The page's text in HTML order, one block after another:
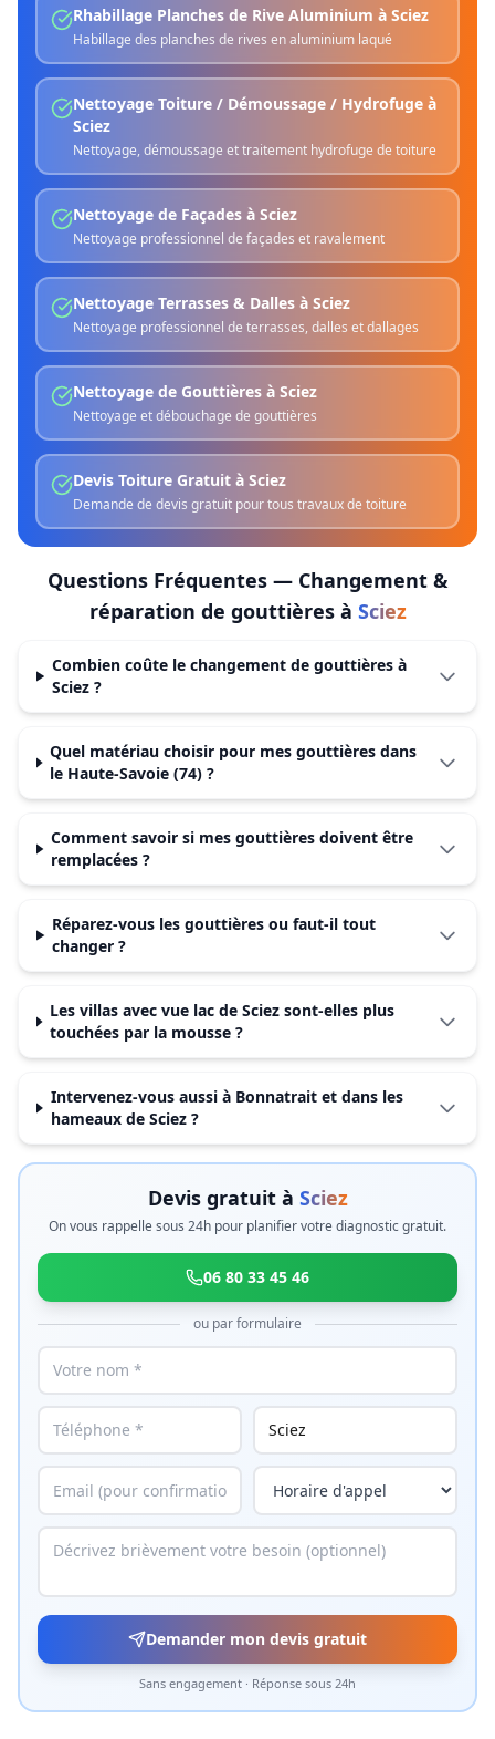
Rhabillage Planches de Rive Aluminium à Sciez
Habillage des planches de rives en aluminium laqué
Nettoyage Toiture / Démoussage / Hydrofuge à
Sciez
Nettoyage, démoussage et traitement hydrofuge de toiture
Nettoyage de Façades à Sciez
Nettoyage professionnel de façades et ravalement
Nettoyage Terrasses & Dalles à Sciez
Nettoyage professionnel de terrasses, dalles et dallages
Nettoyage de Gouttières à Sciez
Nettoyage et débouchage de gouttières
Devis Toiture Gratuit à Sciez
Demande de devis gratuit pour tous travaux de toiture
Questions Fréquentes — Changement &
réparation de gouttièresà Sciez
Combien coûte le changement de gouttières à
Sciez ?
Quel matériau choisir pour mes gouttières dans
le Haute-Savoie (74) ?
Comment savoir si mes gouttières doivent être
remplacées ?
Réparez-vous les gouttières ou faut-il tout
changer ?
Les villas avec vue lac de Sciez sont-elles plus
touchées par la mousse ?
Intervenez-vous aussi à Bonnatrait et dans les
hameaux de Sciez ?
Devis gratuit à Sciez
On vous rappelle sous 24h pour planifier votre diagnostic gratuit.
06 80 33 45 46
ou par formulaire
Demander mon devis gratuit
Sans engagement · Réponse sous 24h